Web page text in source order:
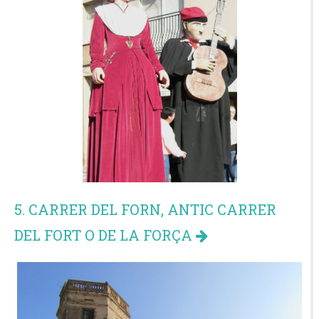
5. CARRER DEL FORN, ANTIC CARRER
DEL FORT O DE LA FORÇA